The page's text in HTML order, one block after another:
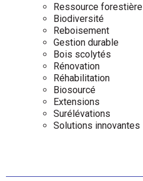
Ressource forestière
Biodiversité
Reboisement
Gestion durable
Bois scolytés
Rénovation
Réhabilitation
Biosourcé
Extensions
Surélévations
Solutions innovantes